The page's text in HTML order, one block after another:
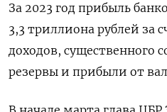
За 2023 год прибыль
3,3 триллиона рублей за
доходов, существенного
резервы и прибыли от